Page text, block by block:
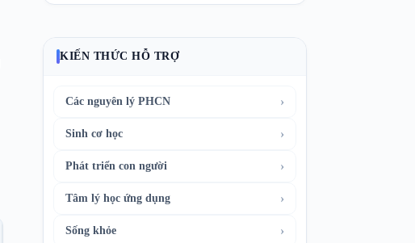
KIẾN THỨC HỖ TRỢ
Các nguyên lý PHCN ›
Sinh cơ học ›
Phát triển con người ›
Tâm lý học ứng dụng ›
Sống khỏe ›